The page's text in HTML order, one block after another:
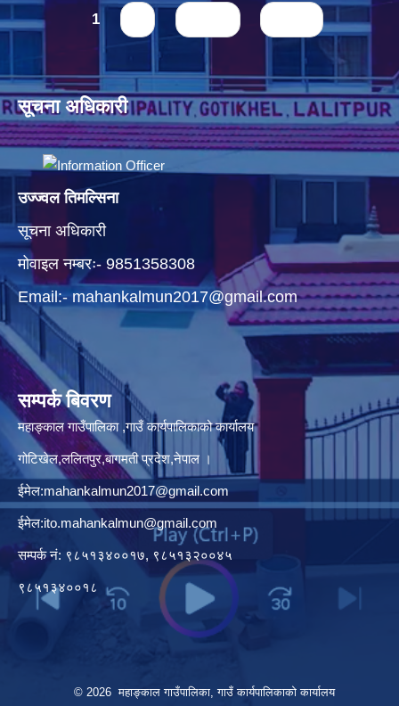
Pages1
सूचना अधिकारी
उज्ज्वल तिमल्सिना
सूचना अधिकारी
मोवाइल नम्बरः- 9851358308
Email:- mahankalmun2017@gmail.com
सम्पर्क बिवरण
महाङ्काल गाउँपालिका ,गाउँ कार्यपालिकाको कार्यालय
गोटिखेल,ललितपुर,बागमती प्रदेश,नेपाल ।
ईमेल:mahankalmun2017@gmail.com
ईमेल:ito.mahankalmun@gmail.com
सम्पर्क नं: ९८५१३४००१७, ९८५१३२००४५
९८५१३४००१८
© 2026 महाङ्काल गाउँपालिका, गाउँ कार्यपालिकाको कार्यालय